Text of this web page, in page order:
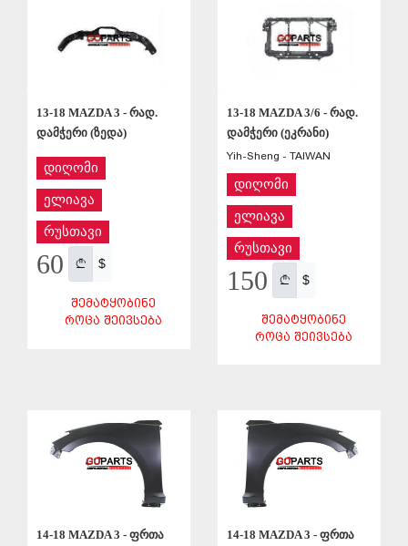
13-18 MAZDA 3 - რად.
დამჭერი (ზედა)
დიღომი
ელიავა
რუსთავი
60 $
ᲨᲔᲛᲐᲢᲧᲝᲑᲘᲜᲔ
ᲠᲝᲪᲐ ᲨᲔᲘᲕᲡᲔᲑᲐ
13-18 MAZDA 3/6 - რად.
დამჭერი (ეკრანი)
Yih-Sheng - TAIWAN
დიღომი
ელიავა
რუსთავი
150 $
ᲨᲔᲛᲐᲢᲧᲝᲑᲘᲜᲔ
ᲠᲝᲪᲐ ᲨᲔᲘᲕᲡᲔᲑᲐ
14-18 MAZDA 3 - ფრთა
14-18 MAZDA 3 - ფრთა